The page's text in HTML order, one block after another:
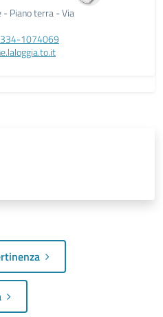
- Piano terra - Via
1074069